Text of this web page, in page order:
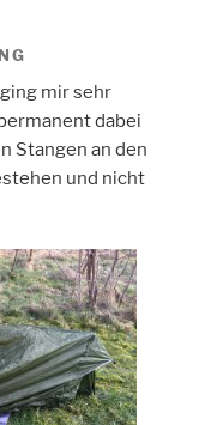
mir sehr
dabei
Stangen an den
und nicht